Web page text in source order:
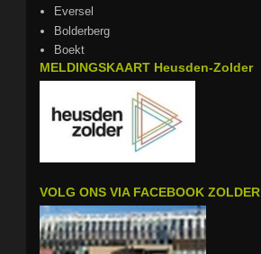
Eversel
Bolderberg
Boekt
MELDINGSKAART Heusden-Zolder
VOLG ONS VIA FACEBOOK ZOLDER